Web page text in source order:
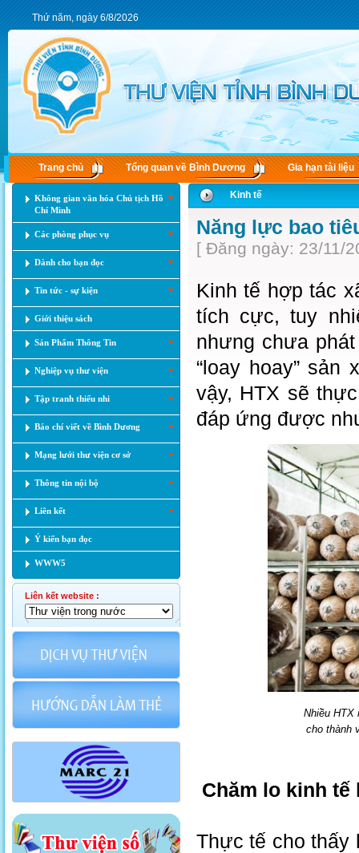
Thứ năm, ngày 6/8/2026
Trang chủ Tổng quan về Bình Dương Gia hạn tài liệu
Không gian văn hóa Chủ tịch Hồ
Chí Minh
Các phòng phục vụ
Dành cho bạn đọc
Tin tức - sự kiện
Giới thiệu sách
Sản Phẩm Thông Tin
Nghiệp vụ thư viện
Tập tranh thiếu nhi
Báo chí viết về Bình Dương
Mạng lưới thư viện cơ sở
Thông tin nội bộ
Liên kết
Ý kiến bạn đọc
WWW5
Liên kết website :
Kinh tế
Năng lực bao
[ Đăng ngày: 23/11/
Kinh tế hợp tác
tích cực, tuy
nhưng chưa
“loay hoay”
vậy, HTX sẽ
đáp ứng được
Nhiều HTX
cho thành
Chăm lo kinh tế
Thực tế cho thấy